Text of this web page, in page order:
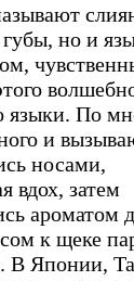
но и
языки. По
и
носами,
вдох, затем
ароматом
к щеке
В Японии,